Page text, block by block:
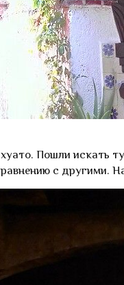
Пошли искать
с другими.